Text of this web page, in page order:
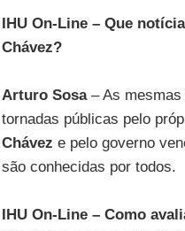
IHU On-Line – Que
Chávez?
Arturo Sosa – As mesmas
tornadas públicas pelo
Chávez e pelo governo
são conhecidas por todos.
IHU On-Line – Como